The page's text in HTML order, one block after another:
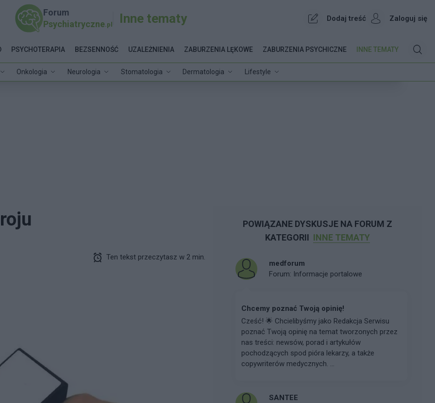
Forum
Psychiatryczne .pl Inne tematy Dodaj treść Zaloguj się
Onkologia Neurologia Stomatologia Dermatologia Lifestyle
PSYCHOTERAPIA BEZSENNOŚĆ UZALEŻNIENIA ZABURZENIA LĘKOWE ZABURZENIA PSYCHICZNE INNE TEMATY
Ten tekst przeczytasz w 2 min.
POWIĄZANE DYSKUSJE NA FORUM Z
KATEGORII INNE TEMATY
medforum
Forum: Informacje portalowe
Chcemy poznać Twoją opinię!
Cześć! 🌟 Chcielibyśmy jako Redakcja Serwisu
poznać Twoją opinię na temat tworzonych przez
nas treści: newsów, porad i artykułów
pochodzących spod pióra lekarzy, a także
copywriterów medycznych. ...
SANTEE